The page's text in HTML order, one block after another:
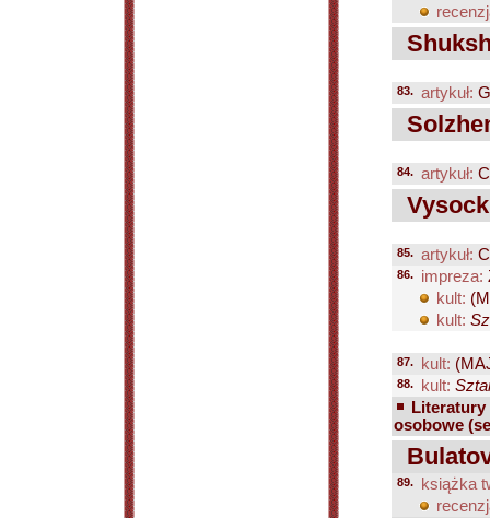
83. artykuł:
84. artykuł:
85. artykuł:
86. impreza:
kult:
kult:
87. kult:
88. kult:
Literatury
osobowe
89.
książka